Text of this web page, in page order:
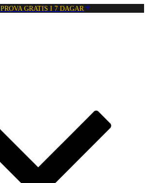
PROVA GRATIS I 7 DAGAR